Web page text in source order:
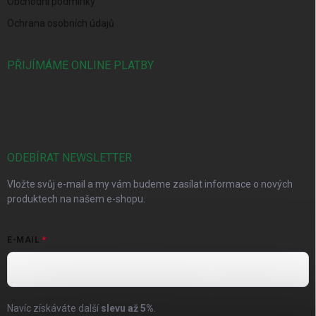
Ochrana osobních údajů
PŘIJÍMÁME ONLINE PLATBY
ODEBÍRAT NEWSLETTER
Vložte svůj e-mail a my vám budeme zasílat informace o nových
produktech na našem e-shopu.
E-MAIL
Navíc získáváte další slevu až5%.